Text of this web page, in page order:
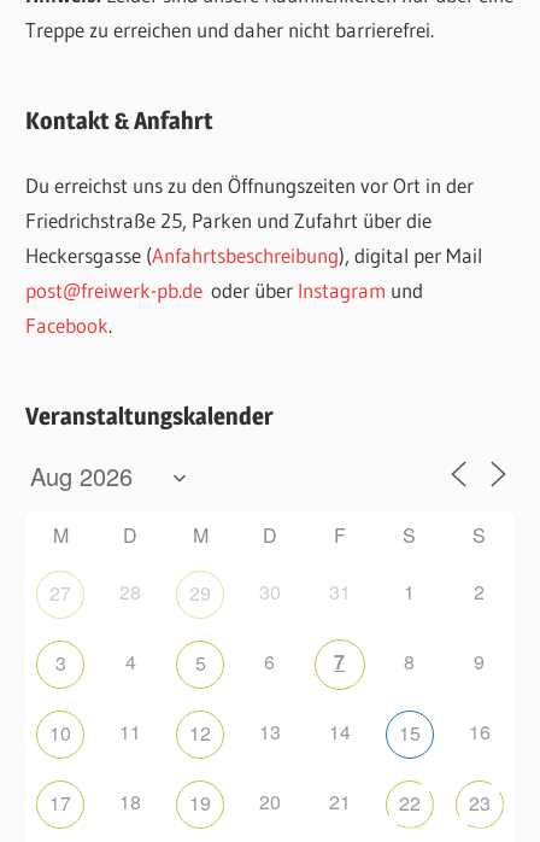
Treppe zu erreichen und daher nicht barrierefrei.
Kontakt & Anfahrt
Du erreichst uns zu den Öffnungszeiten vor Ort in der
Friedrichstraße 25, Parken und Zufahrt über die
Heckersgasse (Anfahrtsbeschreibung), digital per Mail
post@freiwerk-pb.de oder über Instagram und
Facebook.
Veranstaltungskalender
M D M D F S S
27 28 29 30 31 1 2
3 4 5 6 7 8 9
10 11 12 13 14 15 16
17 18 19 20 21 22 23